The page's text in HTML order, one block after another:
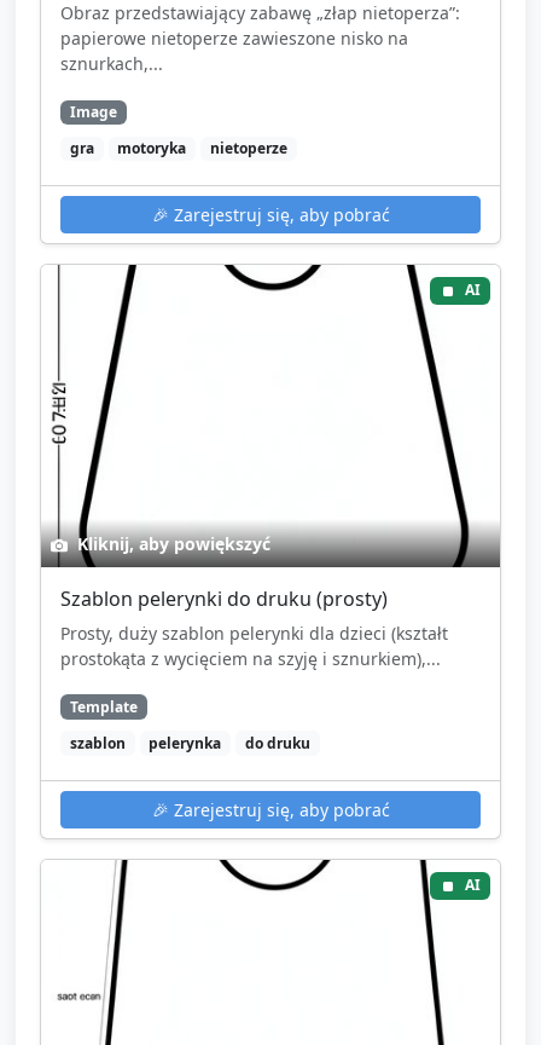
Obraz przedstawiający zabawę „złap nietoperza”:
papierowe nietoperze zawieszone nisko na
sznurkach,...
Image
gra
motoryka nietoperze
🎉 Zarejestruj się, aby pobrać
AI
Kliknij, aby powiększyć
Szablon pelerynki do druku (prosty)
Prosty, duży szablon pelerynki dla dzieci (kształt
prostokąta z wycięciem na szyję i sznurkiem),...
Template
szablon
pelerynka do druku
🎉 Zarejestruj się, aby pobrać
AI